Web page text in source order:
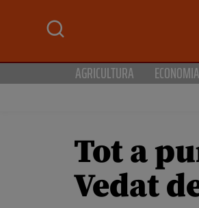
AGRICULTURA ECONOMIA
Tot a
Vedat